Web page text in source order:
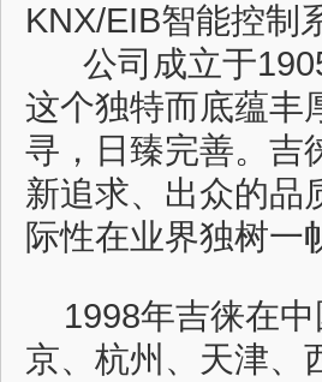
KNX/EIB智能控制
公司成立于
这个独特而底蕴丰
寻，日臻完善。吉
新追求、出众的品
际性在业界独树一
1998年吉徕在
京、杭州、天津、